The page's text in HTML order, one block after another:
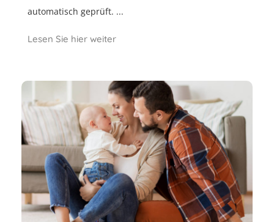
automatisch geprüft. ...
Lesen Sie hier weiter